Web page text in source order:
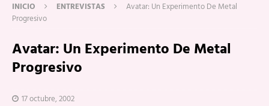
INICIO ENTREVISTAS
Avatar: Un Experimento De Metal
Progresivo
Avatar: Un Experimento De Metal
Progresivo
17 octubre, 2002